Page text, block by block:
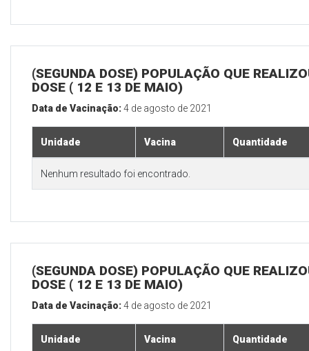
(SEGUNDA DOSE) POPULAÇÃO QUE
DOSE ( 12 E 13 DE MAIO)
Data de Vacinação:4 de agosto de 2021
Unidade Vacina Quantidade
Nenhum resultado foi encontrado.
(SEGUNDA DOSE) POPULAÇÃO QUE
DOSE ( 12 E 13 DE MAIO)
Data de Vacinação:4 de agosto de 2021
Unidade Vacina Quantidade